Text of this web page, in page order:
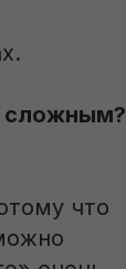
сложным?
что